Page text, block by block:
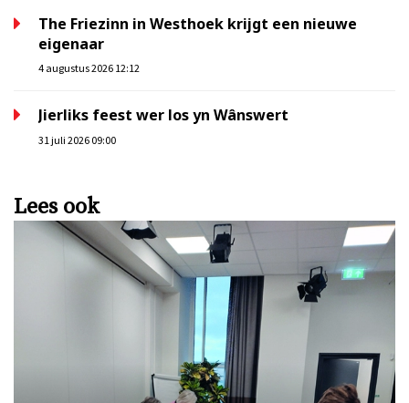
The Friezinn in Westhoek krijgt een nieuwe
eigenaar
4 augustus 2026 12:12
Jierliks feest wer los yn Wânswert
31 juli 2026 09:00
Lees ook